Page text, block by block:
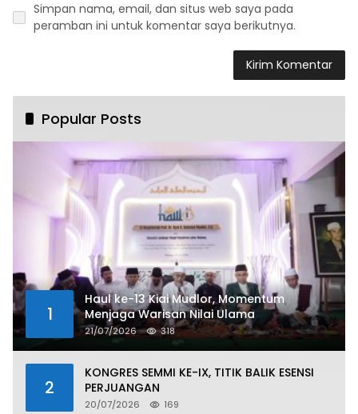
Simpan nama, email, dan situs web saya pada
peramban ini untuk komentar saya berikutnya.
Popular Posts
1
Haul ke-13 Kiai Mudlor, Momentum
Menjaga Warisan Nilai Ulama
21/07/2026 318
2
KONGRES SEMMI KE-IX, TITIK BALIK ESENSI
PERJUANGAN
20/07/2026 169